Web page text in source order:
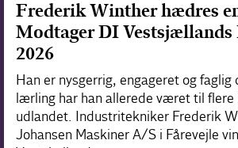
Frederik Winther hædres
Modtager DI
2026
Han er nysgerrig, engageret og faglig
lærling har han allerede været til flere
udlandet. Industritekniker Frederik
Johansen Maskiner A/S i Fårevejle